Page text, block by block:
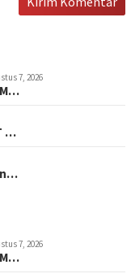
7, 2026
…
7, 2026